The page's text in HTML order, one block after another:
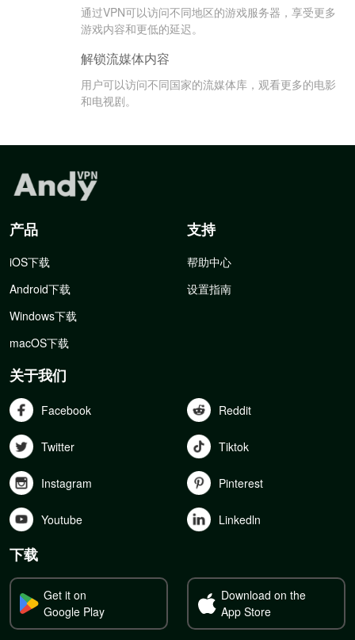
通过VPN可以访问不同地区的游戏服务器，享受更多
游戏内容和更低的延迟。
解锁流媒体内容
用户可以访问不同国家的流媒体库，观看更多的电影
和电视剧。
产品
iOS下载
Android下载
Windows下载
macOS下载
支持
帮助中心
设置指南
关于我们
Facebook Reddit
Twitter Tiktok
Instagram Pinterest
Youtube Linkedln
下载
Get it on
Google Play
Download on the
App Store